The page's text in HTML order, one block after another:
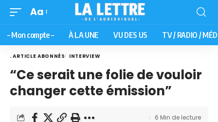
Aa
– Mon compte – À LA UNE VU DES US TV / RADIO /
. ARTICLE ABONNÉS INTERVIEW
“Ce serait une folie de vouloir
changer cette émission”
6 Min de lecture